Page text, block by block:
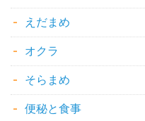
えだまめ
オクラ
そらまめ
便秘と食事